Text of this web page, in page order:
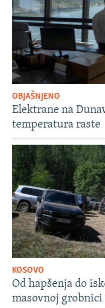
OBJAŠNJENO
Elektrane na
temperatura raste
KOSOVO
Od hapšenja do
masovnoj